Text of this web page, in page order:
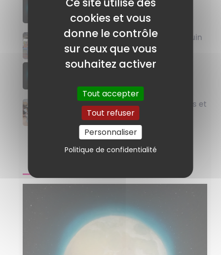
Méditerranéenne des Chercheuses
revient !
Mind the Lab, en centre-ville, le 24 juin
2026 !
Appel à participation pour la Nuit
Journée Internationale des Femmes et
Filles de Science 2026
cookies et vous
donne le contrôle
sur ceux que vous
souhaitez activer
Tout accepter
Tout refuser
Personnaliser
Politique de confidentialité